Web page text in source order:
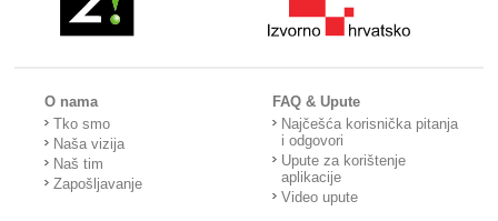
O nama
Tko smo
Naša vizija
Naš tim
Zapošljavanje
FAQ & Upute
Najčešća korisnička pitanja
i odgovori
Upute za korištenje
aplikacije
Video upute